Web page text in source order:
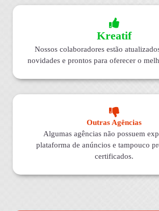
Kreatif
Nossos colaboradores estão
novidades e prontos para oferecer o
Outras Agências
Algumas agências não possuem
plataforma de anúncios e tampouco
certificados.